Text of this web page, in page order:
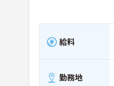
給料
勤務地